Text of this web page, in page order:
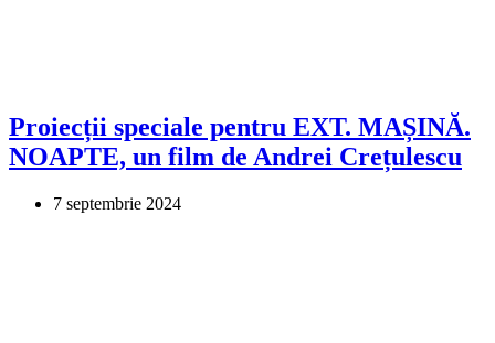
Proiecții speciale pentru EXT. MAȘINĂ.
NOAPTE, un film de Andrei Crețulescu
7 septembrie 2024